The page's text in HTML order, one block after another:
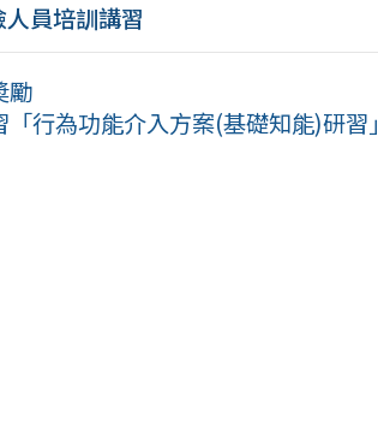
員培訓講習
勵
行為功能介入方案(基礎知能)研習」